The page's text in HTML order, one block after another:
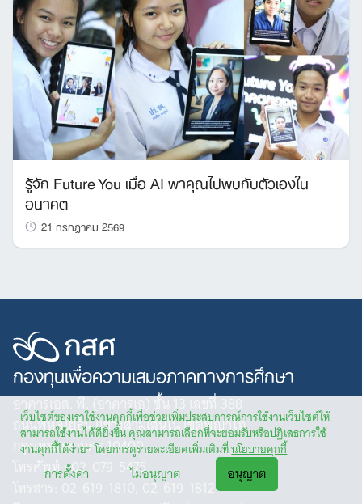
เว็บไซต์ของเราใช้งานคุกกี้เพื่อช่วยเพิ่มประสบการณ์การใช้งานเว็บไซต์ให้
สามารถใช้งานได้ดียิ่งขึ้น คุณสามารถเลือกที่จะยอมรับหรือปฏิเสธการใช้
งานคุกกี้ได้ง่ายๆ โดยการดูรายละเอียดเพิ่มเติมที่นโยบายคุกกี้
การตั้งค่า ไม่อนุญาต อนุญาต
รู้จัก Future You เมื่อ AI พาคุณไปพบกับตัวเองใน
อนาคต
21 กรกฎาคม 2569
กองทุนเพื่อความเสมอภาคทางการศึกษา
อาคารเอส. พี. (อาคารเอ) ชั้น 13 เลขที่ 388
ถนนพหลโยธิน แขวงสามเสนใน เขตพญาไท
กรุงเทพมหานคร 10400
โทรศัพท์ : 02-079-5475
โทรสาร: 02-619-1810, 02-619-1812